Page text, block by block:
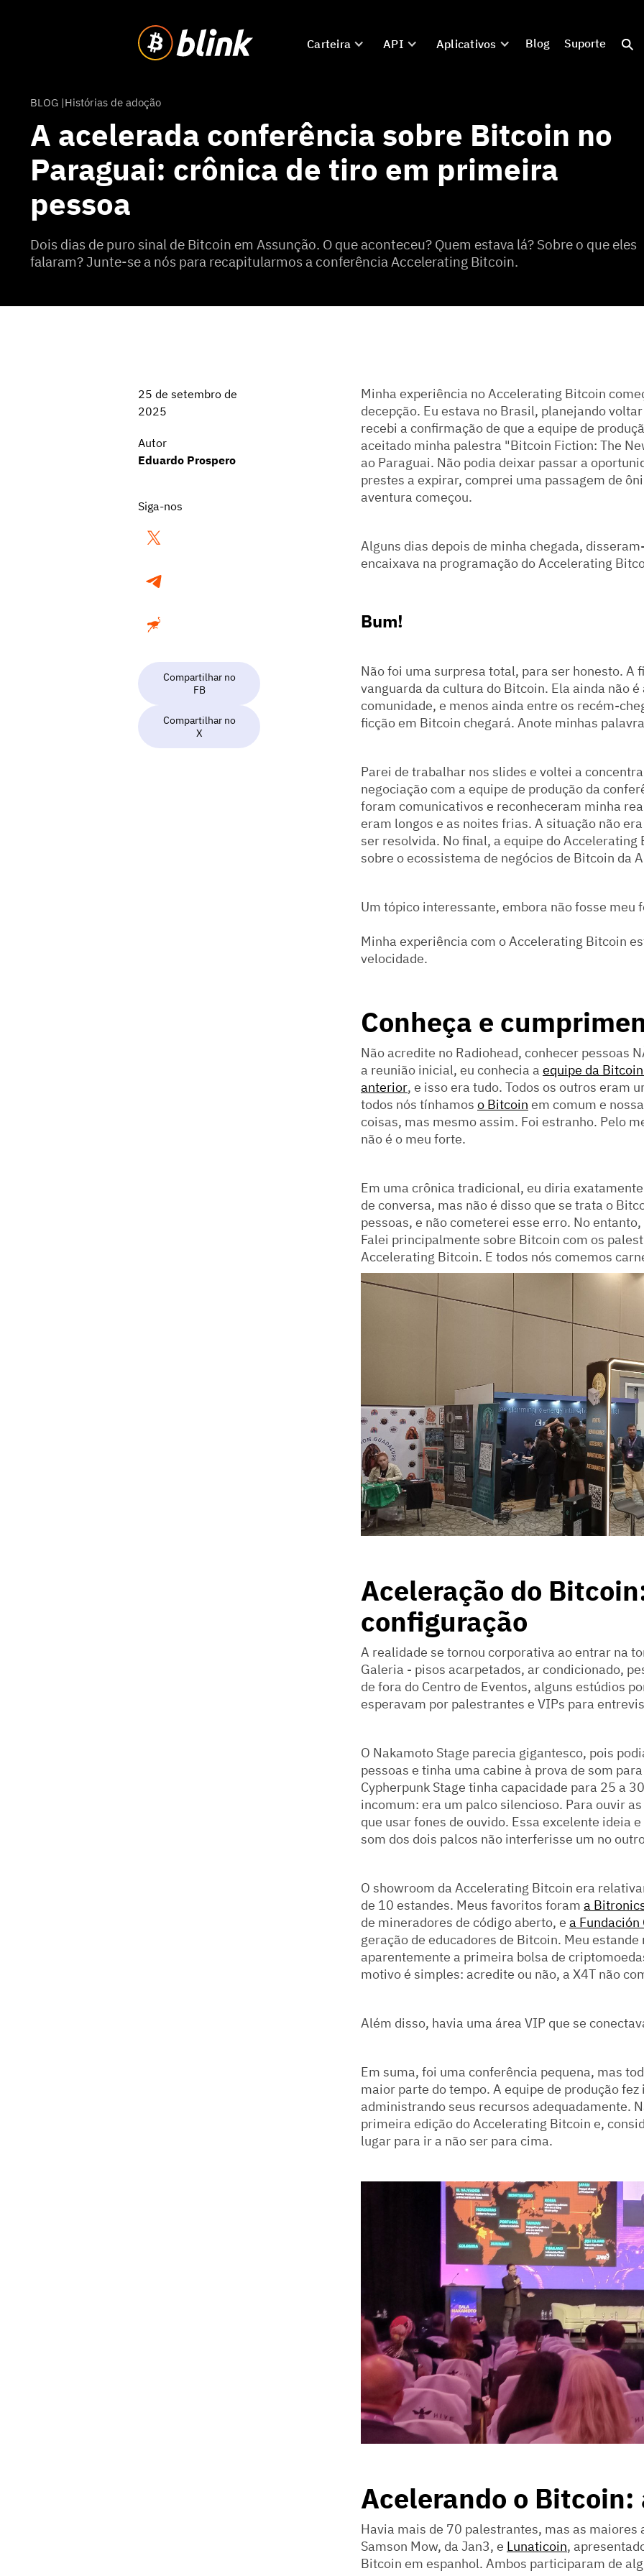
Carteira API Aplicativos Blog Suporte
BLOG |Histórias de adoção
A acelerada conferência sobre Bitcoin no
Paraguai: crônica de tiro em primeira
pessoa
Dois dias de puro sinal de Bitcoin em Assunção. O que aconteceu? Quem estava lá? Sobre o que eles
falaram? Junte-se a nós para recapitularmos a conferência Accelerating Bitcoin.
25 de setembro de
2025
Autor
Eduardo Prospero
Siga-nos
Compartilhar no
FB
Compartilhar no
X
Minha experiência no Accelerating Bitcoin
decepção. Eu estava no Brasil, planejando
recebi a confirmação de que a equipe de
aceitado minha palestra "Bitcoin Fiction: The
ao Paraguai. Não podia deixar passar a
prestes a expirar, comprei uma passagem de
aventura começou.
Alguns dias depois de minha chegada,
encaixava na programação do Accelerating
Bum!
Não foi uma surpresa total, para ser honesto. A
vanguarda da cultura do Bitcoin. Ela ainda não
comunidade, e menos ainda entre os recém-
ficção em Bitcoin chegará. Anote minhas
Parei de trabalhar nos slides e voltei a
negociação com a equipe de produção da
foram comunicativos e reconheceram minha
eram longos e as noites frias. A situação não
ser resolvida. No final, a equipe do
sobre o ecossistema de negócios de Bitcoin da
Um tópico interessante, embora não fosse meu
Minha experiência com o Accelerating Bitcoin
velocidade.
Conheça e
Não acredite no Radiohead, conhecer pessoas
a reunião inicial, eu conhecia a equipe da
anterior, e isso era tudo. Todos os outros eram
todos nós tínhamos o Bitcoin em comum e
coisas, mas mesmo assim. Foi estranho. Pelo
não é o meu forte.
Em uma crônica tradicional, eu diria
de conversa, mas não é disso que se trata o
pessoas, e não cometerei esse erro. No
Falei principalmente sobre Bitcoin com os
Accelerating Bitcoin. E todos nós comemos
Aceleração do
configuração
A realidade se tornou corporativa ao entrar na
Galeria - pisos acarpetados, ar condicionado,
de fora do Centro de Eventos, alguns estúdios
esperavam por palestrantes e VIPs para
O Nakamoto Stage parecia gigantesco, pois
pessoas e tinha uma cabine à prova de som
Cypherpunk Stage tinha capacidade para 25 a
incomum: era um palco silencioso. Para ouvir
que usar fones de ouvido. Essa excelente ideia
som dos dois palcos não interferisse um no
O showroom da Accelerating Bitcoin era
de 10 estandes. Meus favoritos foram a
de mineradores de código aberto, e a Fundación
geração de educadores de Bitcoin. Meu
aparentemente a primeira bolsa de
motivo é simples: acredite ou não, a X4T não
Além disso, havia uma área VIP que se
Em suma, foi uma conferência pequena, mas
maior parte do tempo. A equipe de produção
administrando seus recursos adequadamente.
primeira edição do Accelerating Bitcoin e,
lugar para ir a não ser para cima.
Acelerando o
Havia mais de 70 palestrantes, mas as
Samson Mow, da Jan3, e Lunaticoin,
Bitcoin em espanhol. Ambos participaram de